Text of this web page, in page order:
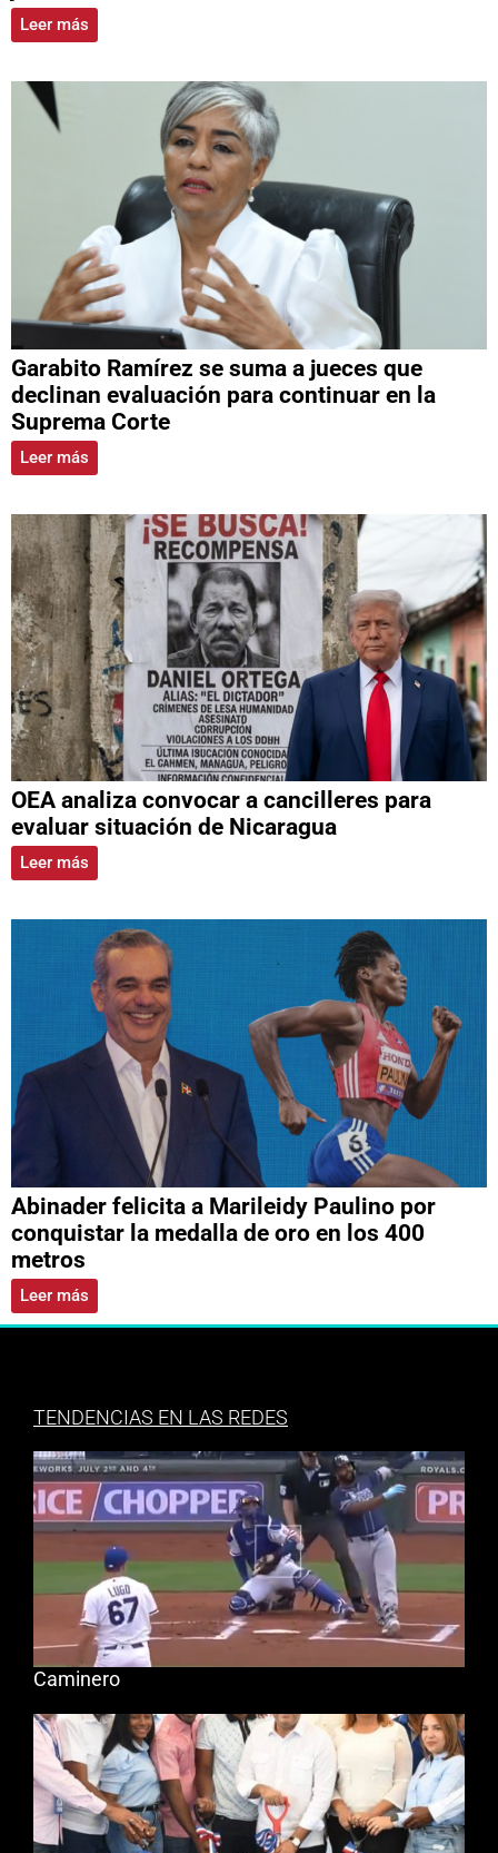
Leer más
Garabito Ramírez se suma a jueces que
declinan evaluación para continuar en la
Suprema Corte
Leer más
OEA analiza convocar a cancilleres para
evaluar situación de Nicaragua
Leer más
Abinader felicita a Marileidy Paulino por
conquistar la medalla de oro en los 400
metros
Leer más
TENDENCIAS EN LAS REDES
Caminero